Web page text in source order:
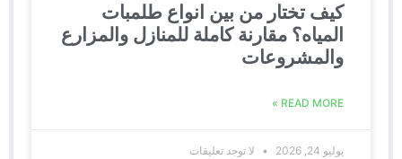
كيف تختار من بين انواع طلمبات
المياه؟ مقارنة كاملة للمنازل والمزارع
والمشروعات
READ MORE »
يوليو 24, 2026 لا توجد تعليقات